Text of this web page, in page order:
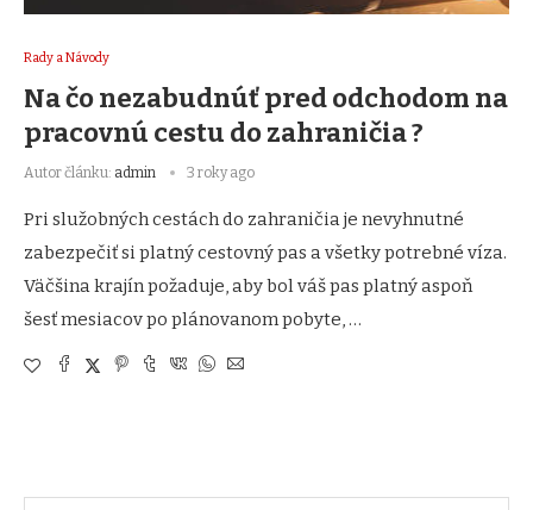
Rady a Návody
Na čo nezabudnúť pred odchodom na
pracovnú cestu do zahraničia ?
Autor článku: admin 3 roky ago
Pri služobných cestách do zahraničia je nevyhnutné
zabezpečiť si platný cestovný pas a všetky potrebné víza.
Väčšina krajín požaduje, aby bol váš pas platný aspoň
šesť mesiacov po plánovanom pobyte, …